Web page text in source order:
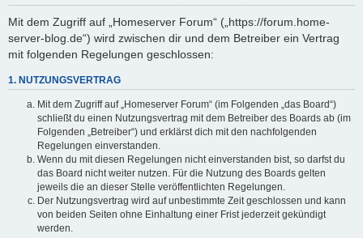
Mit dem Zugriff auf „Homeserver Forum“ („https://forum.home-
server-blog.de“) wird zwischen dir und dem Betreiber ein Vertrag
mit folgenden Regelungen geschlossen:
1. NUTZUNGSVERTRAG
Mit dem Zugriff auf „Homeserver Forum“ (im Folgenden „das Board“)
schließt du einen Nutzungsvertrag mit dem Betreiber des Boards ab (im
Folgenden „Betreiber“) und erklärst dich mit den nachfolgenden
Regelungen einverstanden.
Wenn du mit diesen Regelungen nicht einverstanden bist, so darfst du
das Board nicht weiter nutzen. Für die Nutzung des Boards gelten
jeweils die an dieser Stelle veröffentlichten Regelungen.
Der Nutzungsvertrag wird auf unbestimmte Zeit geschlossen und kann
von beiden Seiten ohne Einhaltung einer Frist jederzeit gekündigt
werden.